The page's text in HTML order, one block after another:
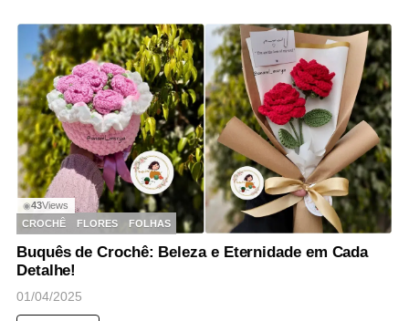
◉43Views
CROCHÊ
FLORES FOLHAS
Buquês de Crochê: Beleza e Eternidade em Cada
Detalhe!
01/04/2025